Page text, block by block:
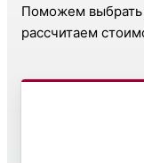
Поможем
рассчитаем